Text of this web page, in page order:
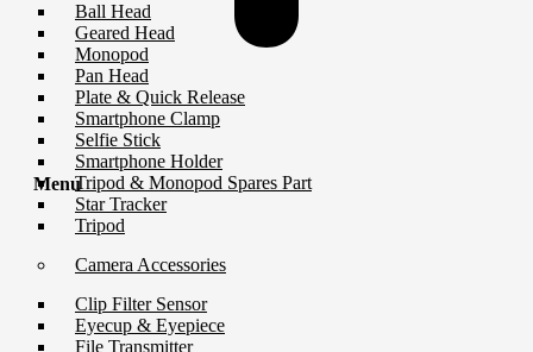
Ball Head
Geared Head
Monopod
Pan Head
Plate & Quick Release
Smartphone Clamp
Selfie Stick
Smartphone Holder
Tripod & Monopod Spares Part
Star Tracker
Tripod
Camera Accessories
Clip Filter Sensor
Eyecup & Eyepiece
File Transmitter
Menu